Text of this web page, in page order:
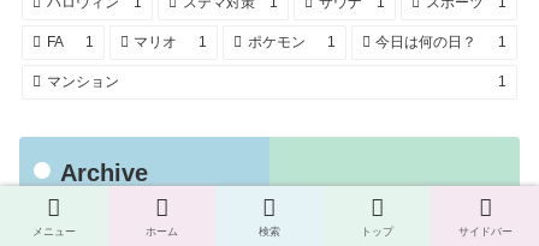
FA 1 マリオ 1 ポケモン 1 今日は何の日？ 1
マンション 1
Archive
メニュー ホーム 検索 トップ サイドバー